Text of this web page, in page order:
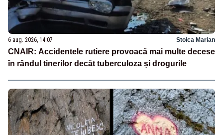
6 aug. 2026, 14:07 Stoica Marian
CNAIR: Accidentele rutiere provoacă mai multe decese
în rândul tinerilor decât tuberculoza și drogurile